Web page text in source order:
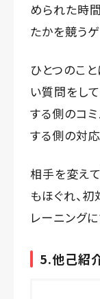
められた時
たかを競うゲ
ひとつのこ
い質問をし
する側のコ
する側の対
相手を変え
もほぐれ、
レーニング
5.他己紹